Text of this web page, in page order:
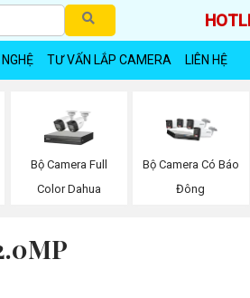
TƯ VẤN LẮP CAMERA LIÊN HỆ
Bộ Camera Full
Color Dahua
Bộ Camera Có Báo
Đông